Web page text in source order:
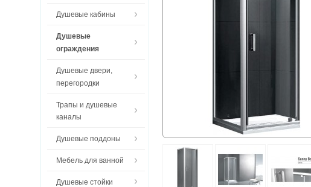
Душевые кабины
Душевые
ограждения
Душевые двери,
перегородки
Трапы и душевые
каналы
Душевые поддоны
Мебель для ванной
Душевые стойки